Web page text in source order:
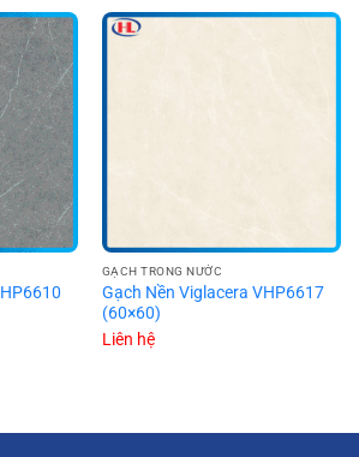
GẠCH TRONG NƯỚC
Gạch Nền Viglacera VHP6617
(60×60)
Liên hệ